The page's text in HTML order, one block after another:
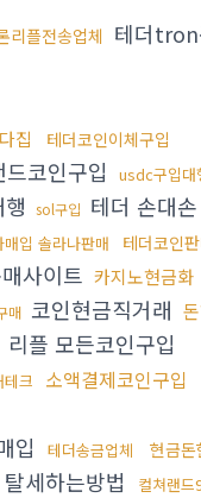
리플전송업체 테더tron
집 테더코인이체구입
드코인구입 usdc구입대
sol구입 테더 손대손
매입 솔라나판매 테더코인
사이트 카지노현금화
매 코인현금직거래
리플 모든코인구입
테크 소액결제코인구입
입 테더송금업체 현금돈
탈세하는방법 컬쳐랜